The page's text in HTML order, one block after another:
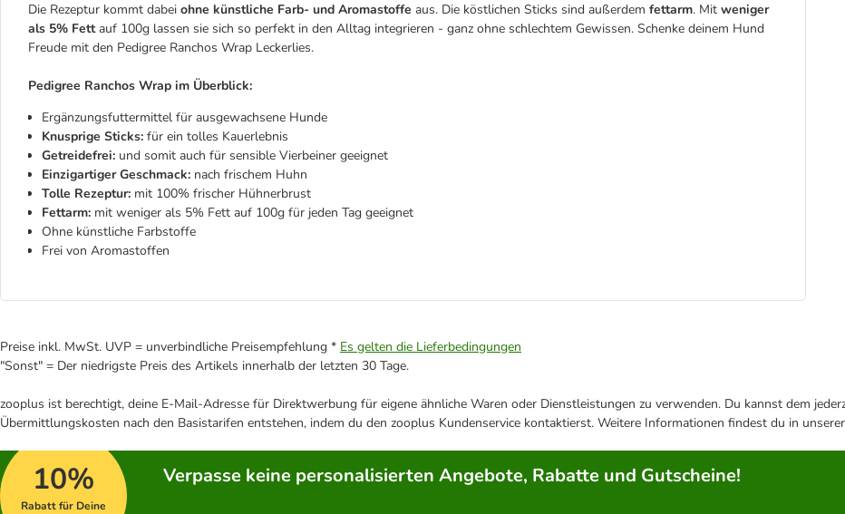
Die Rezeptur kommt dabei ohne künstliche Farb- und Aromastoffe aus. Die köstlichen Sticks sind außerdem fettarm. Mit weniger
als 5% Fettauf 100g lassen sie sich so perfekt in den Alltag integrieren - ganz ohne schlechtem Gewissen. Schenke deinem Hund
Freude mit den Pedigree Ranchos Wrap Leckerlies.
Pedigree Ranchos Wrap im Überblick:
Ergänzungsfuttermittel für ausgewachsene Hunde
Knusprige Sticks: für ein tolles Kauerlebnis
Getreidefrei: und somit auch für sensible Vierbeiner geeignet
Einzigartiger Geschmack: nach frischem Huhn
Tolle Rezeptur: mit 100% frischer Hühnerbrust
Fettarm: mit weniger als 5% Fett auf 100g für jeden Tag geeignet
Ohne künstliche Farbstoffe
Frei von Aromastoffen
Preise inkl. MwSt. UVP = unverbindliche Preisempfehlung * Es gelten die Lieferbedingungen
"Sonst" = Der niedrigste Preis des Artikels innerhalb der letzten 30 Tage.
zooplus ist berechtigt, deine E-Mail-Adresse für Direktwerbung für eigene ähnliche Waren oder Dienstleistungen zu verwenden. Du kannst dem
Übermittlungskosten nach den Basistarifen entstehen, indem du den zooplus Kundenservice kontaktierst. Weitere Informationen findest du in unserer
10%
Rabatt für Deine
Verpasse keine personalisierten Angebote, Rabatte und Gutscheine!